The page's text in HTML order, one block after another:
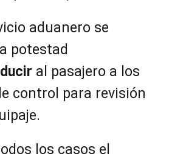
aduanero se
potestad
al pasajero a los
control para revisión
los casos el